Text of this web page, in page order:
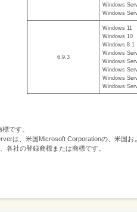
Windows
Windows
6.9.3
Windows 11
Windows 10
Windows 8.1
Windows
Windows
Windows
Windows
Windows
です。
は、米国Microsoft Corporationの、米国
各社の登録商標または商標です。